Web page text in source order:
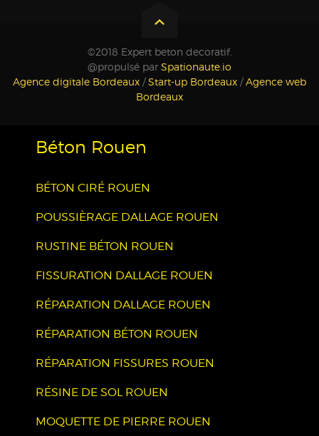
©2018 Expert beton decoratif.
@propulsé par Spationaute.io
Agence digitale Bordeaux /Start-up Bordeaux /Agence web
Bordeaux
Béton Rouen
BÉTON CIRÉ ROUEN
POUSSIÈRAGE DALLAGE ROUEN
RUSTINE BÉTON ROUEN
FISSURATION DALLAGE ROUEN
RÉPARATION DALLAGE ROUEN
RÉPARATION BÉTON ROUEN
RÉPARATION FISSURES ROUEN
RÉSINE DE SOL ROUEN
MOQUETTE DE PIERRE ROUEN